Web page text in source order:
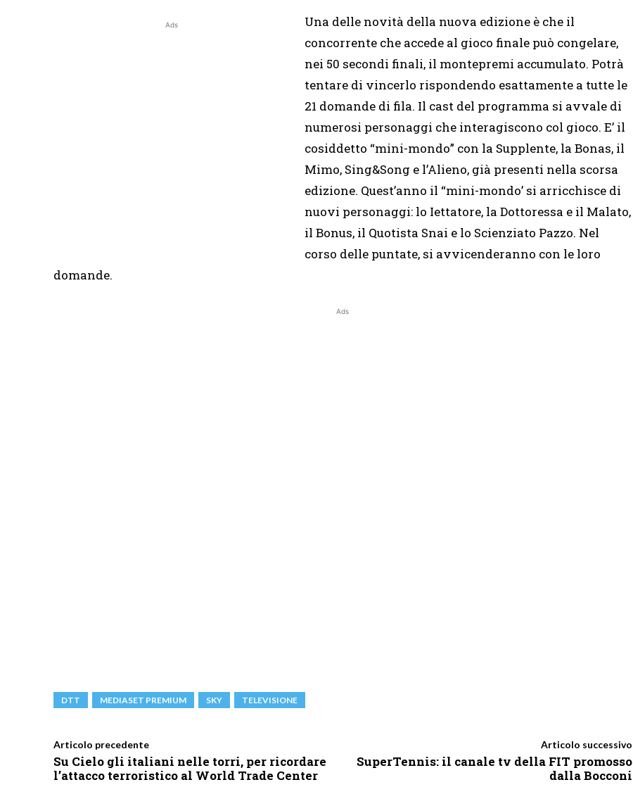
Ads
Una delle novità della nuova edizione è che il
concorrente che accede al gioco finale può congelare,
nei 50 secondi finali, il montepremi accumulato. Potrà
tentare di vincerlo rispondendo esattamente a tutte le
21 domande di fila. Il cast del programma si avvale di
numerosi personaggi che interagiscono col gioco. E’ il
cosiddetto “mini-mondo” con la Supplente, la Bonas, il
Mimo, Sing&Song e l’Alieno, già presenti nella scorsa
edizione. Quest’anno il “mini-mondo’ si arricchisce di
nuovi personaggi: lo Iettatore, la Dottoressa e il Malato,
il Bonus, il Quotista Snai e lo Scienziato Pazzo. Nel
corso delle puntate, si avvicenderanno con le loro
domande.
Ads
DTT MEDIASET PREMIUM SKY TELEVISIONE
Articolo precedente
Su Cielo gli italiani nelle torri, per ricordare
l’attacco terroristico al World Trade Center
Articolo successivo
SuperTennis: il canale tv della FIT promosso
dalla Bocconi